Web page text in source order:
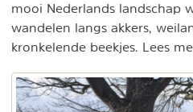
mooi Nederlands landschap
wandelen langs akkers,
kronkelende beekjes. Lees